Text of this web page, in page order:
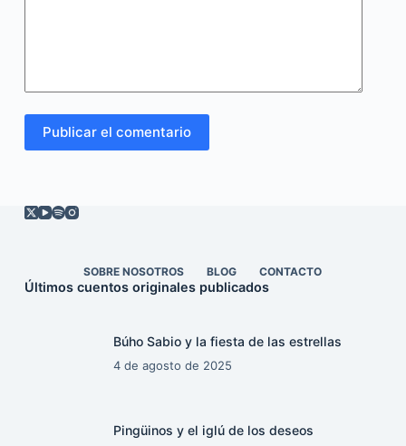
Publicar el comentario
SOBRE NOSOTROS BLOG CONTACTO
Últimos cuentos originales publicados
Búho Sabio y la fiesta de las estrellas
4 de agosto de 2025
Pingüinos y el iglú de los deseos